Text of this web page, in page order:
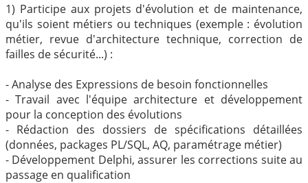
1) Participe aux projets d'évolution et de maintenance,
qu'ils soient métiers ou techniques (exemple : évolution
métier, revue d'architecture technique, correction de
failles de sécurité...) :
- Analyse des Expressions de besoin fonctionnelles
- Travail avec l'équipe architecture et développement
pour la conception des évolutions
- Rédaction des dossiers de spécifications détaillées
(données, packages PL/SQL, AQ, paramétrage métier)
- Développement Delphi, assurer les corrections suite au
passage en qualification